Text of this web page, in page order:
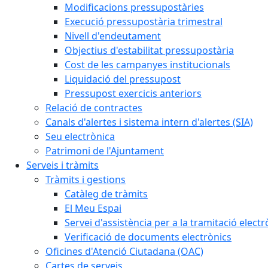
Modificacions pressupostàries
Execució pressupostària trimestral
Nivell d'endeutament
Objectius d'estabilitat pressupostària
Cost de les campanyes institucionals
Liquidació del pressupost
Pressupost exercicis anteriors
Relació de contractes
Canals d'alertes i sistema intern d'alertes (SIA)
Seu electrònica
Patrimoni de l'Ajuntament
Serveis i tràmits
Tràmits i gestions
Catàleg de tràmits
El Meu Espai
Servei d'assistència per a la tramitació
Verificació de documents electrònics
Oficines d'Atenció Ciutadana (OAC)